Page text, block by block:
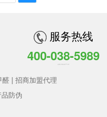
服务热线
400-038-5989
醛 | 招商加盟代理
品防伪